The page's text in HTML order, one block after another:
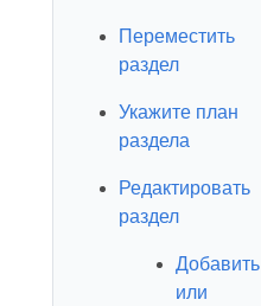
Переместить
раздел
Укажите план
раздела
Редактировать
раздел
Добавить
или